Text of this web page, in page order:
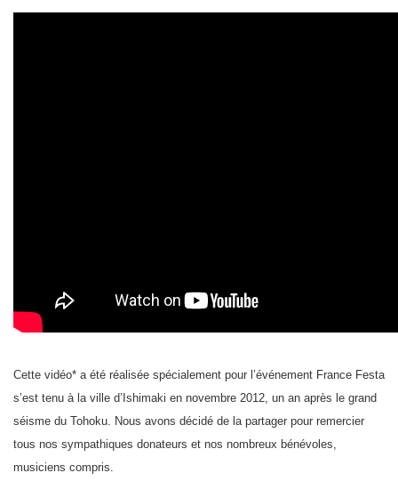
Cette vidéo* a été réalisée spécialement pour l’événement France Festa
s’est tenu à la ville d’Ishimaki en novembre 2012, un an après le grand
séisme du Tohoku. Nous avons décidé de la partager pour remercier
tous nos sympathiques donateurs et nos nombreux bénévoles,
musiciens compris.